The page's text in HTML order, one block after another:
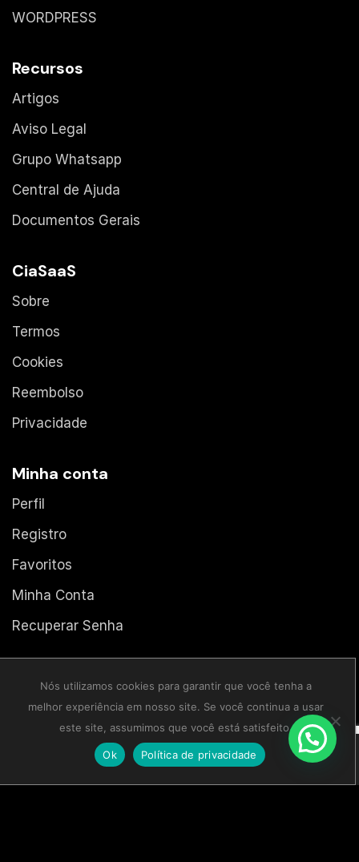
WORDPRESS
Recursos
Artigos
Aviso Legal
Grupo Whatsapp
Central de Ajuda
Documentos Gerais
CiaSaaS
Sobre
Termos
Cookies
Reembolso
Privacidade
Minha conta
Perfil
Registro
Favoritos
Minha Conta
Recuperar Senha
Comprar Entrar Blog
Nós utilizamos cookies para garantir que você tenha a
melhor experiência em nosso site. Se você continua a usar
este site, assumimos que você está satisfeito.
Ok Política de privacidade